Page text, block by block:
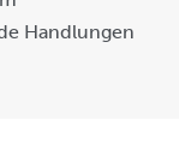
Handlungen